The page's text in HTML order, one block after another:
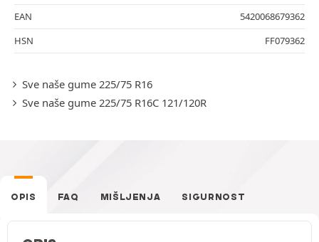
EAN
5420068679362
HSN
FF079362
Sve naše gume 225/75 R16
Sve naše gume 225/75 R16C 121/120R
OPIS FAQ MIŠLJENJA SIGURNOST